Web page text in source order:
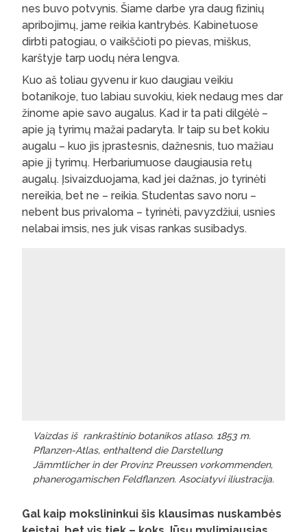
nes buvo potvynis. Šiame darbe yra daug fizinių
apribojimų, jame reikia kantrybės. Kabinetuose
dirbti patogiau, o vaikščioti po pievas, miškus,
karštyje tarp uodų nėra lengva.
Kuo aš toliau gyvenu ir kuo daugiau veikiu
botanikoje, tuo labiau suvokiu, kiek nedaug mes dar
žinome apie savo augalus. Kad ir ta pati dilgėlė –
apie ją tyrimų mažai padaryta. Ir taip su bet kokiu
augalu – kuo jis įprastesnis, dažnesnis, tuo mažiau
apie jį tyrimų. Herbariumuose daugiausia retų
augalų. Įsivaizduojama, kad jei dažnas, jo tyrinėti
nereikia, bet ne – reikia. Studentas savo noru –
nebent bus privaloma – tyrinėti, pavyzdžiui, usnies
nelabai imsis, nes juk visas rankas susibadys.
Vaizdas iš rankraštinio botanikos atlaso. 1853 m.
Pflanzen-Atlas, enthaltend die Darstellung
Jämmtlicher in der Provinz Preussen vorkommenden,
phanerogamischen Feldflanzen. Asociatyvi iliustracija.
Gal kaip mokslininkui šis klausimas nuskambės